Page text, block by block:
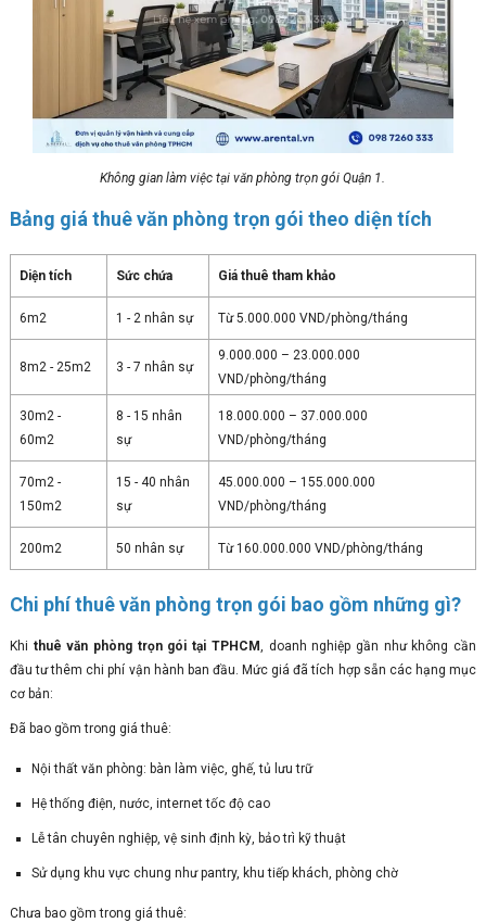
Không gian làm việc tại văn phòng trọn gói Quận 1.
Bảng giá thuê văn phòng trọn gói theo diện tích
Diện tích Sức chứa Giá thuê tham khảo
6m2 1 - 2 nhân sự Từ 5.000.000 VND/phòng/tháng
8m2 - 25m2 3 - 7 nhân sự
9.000.000 – 23.000.000
VND/phòng/tháng
30m2 -
60m2
8 - 15 nhân
sự
18.000.000 – 37.000.000
VND/phòng/tháng
70m2 -
150m2
15 - 40 nhân
sự
45.000.000 – 155.000.000
VND/phòng/tháng
200m2 50 nhân sự Từ 160.000.000 VND/phòng/tháng
Chi phí thuê văn phòng trọn gói bao gồm những gì?
Khi thuê văn phòng trọn gói tại TPHCM, doanh nghiệp gần như không cần
đầu tư thêm chi phí vận hành ban đầu. Mức giá đã tích hợp sẵn các hạng mục
cơ bản:
Đã bao gồm trong giá thuê:
Nội thất văn phòng: bàn làm việc, ghế, tủ lưu trữ
Hệ thống điện, nước, internet tốc độ cao
Lễ tân chuyên nghiệp, vệ sinh định kỳ, bảo trì kỹ thuật
Sử dụng khu vực chung như pantry, khu tiếp khách, phòng chờ
Chưa bao gồm trong giá thuê: